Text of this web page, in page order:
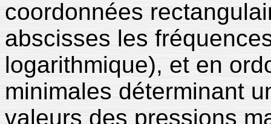
coordonnées
abscisses les
logarithmique), et en
minimales déterminant
valeurs des pressions